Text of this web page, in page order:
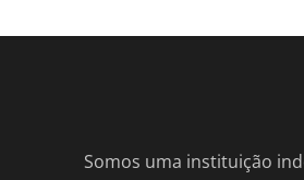
Somos uma instituição